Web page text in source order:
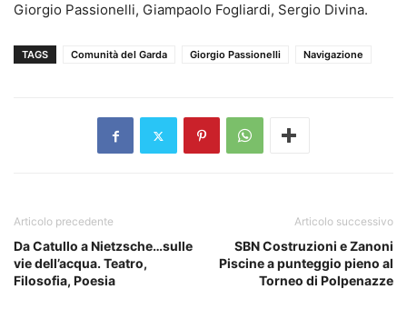
Giorgio Passionelli, Giampaolo Fogliardi, Sergio Divina.
TAGS Comunità del Garda Giorgio Passionelli Navigazione
Articolo precedente
Da Catullo a Nietzsche…sulle
vie dell’acqua. Teatro,
Filosofia, Poesia
Articolo successivo
SBN Costruzioni e Zanoni
Piscine a punteggio pieno al
Torneo di Polpenazze